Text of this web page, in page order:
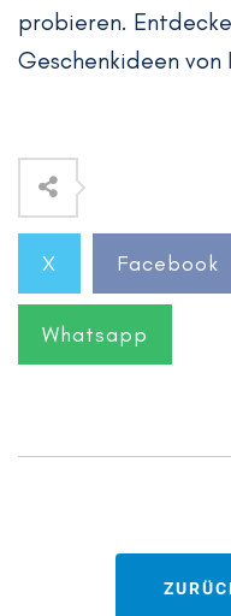
probieren.
Geschenkideen von
X Facebook
Whatsapp